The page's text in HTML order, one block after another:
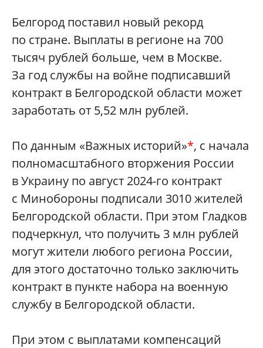
Белгород поставил новый рекорд
по стране. Выплаты в регионе на 700
тысяч рублей больше, чем в Москве.
За год службы на войне подписавший
контракт в Белгородской области может
заработать от 5,52 млн рублей.
По данным «Важных историй»*, с начала
полномасштабного вторжения России
в Украину по август 2024-го контракт
с Минобороны подписали 3010 жителей
Белгородской области. При этом Гладков
подчеркнул, что получить 3 млн рублей
могут жители любого региона России,
для этого достаточно только заключить
контракт в пункте набора на военную
службу в Белгородской области.
При этом с выплатами компенсаций